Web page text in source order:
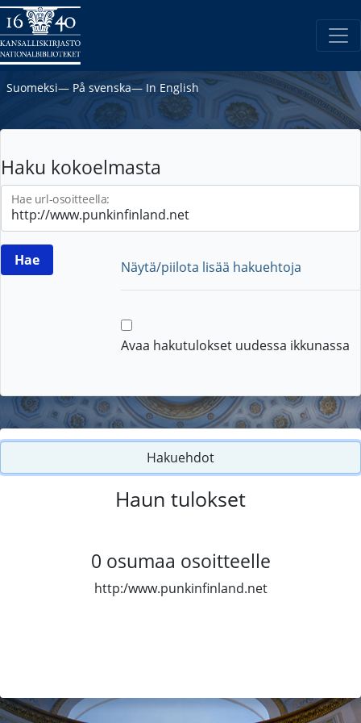
Suomeksi― På svenska― In English
Haku kokoelmasta
Hae url-osoitteella:
Näytä/piilota lisää hakuehtoja
Avaa hakutulokset uudessa ikkunassa
Hakuehdot
Haun tulokset
0 osumaa osoitteelle
http:/www.punkinfinland.net